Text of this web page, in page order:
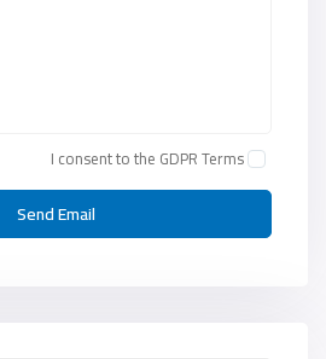
I consent to the GDPR Terms